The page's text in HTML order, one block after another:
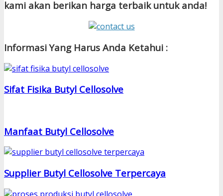
kami akan berikan harga terbaik untuk anda!
Informasi Yang Harus Anda Ketahui :
Sifat Fisika Butyl Cellosolve
Manfaat Butyl Cellosolve
Supplier Butyl Cellosolve Terpercaya